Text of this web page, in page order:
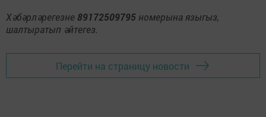
Хәбәрләрегезне 89172509795 номерына языгыз,
шалтыратып әйтегез.
Перейти на страницу новости